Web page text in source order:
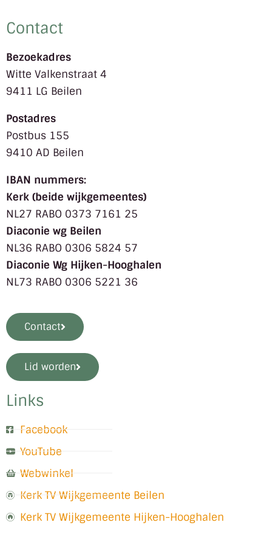
Contact
Bezoekadres
Witte Valkenstraat 4
9411 LG Beilen
Postadres
Postbus 155
9410 AD Beilen
IBAN nummers:
Kerk (beide wijkgemeentes)
NL27 RABO 0373 7161 25
Diaconie wg Beilen
NL36 RABO 0306 5824 57
Diaconie Wg Hijken-Hooghalen
NL73 RABO 0306 5221 36
Contact
Lid worden
Links
Facebook
YouTube
Webwinkel
Kerk TV Wijkgemeente Beilen
Kerk TV Wijkgemeente Hijken-Hooghalen